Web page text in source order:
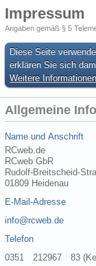
Impressum
Angaben gemäß § 5
Diese Seite
erklären Sie sich
Weitere Informationen
Allgemeine
Name und Anschrift
RCweb.de
RCweb GbR
Rudolf-Breitscheid-
01809 Heidenau
E-Mail-Adresse
info@rcweb.de
Telefon
0351 212967 83